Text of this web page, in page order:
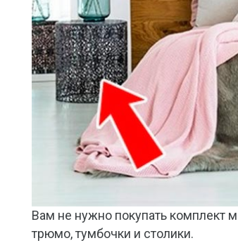
Вам не нужно покупать комплект
трюмо, тумбочки и столики.